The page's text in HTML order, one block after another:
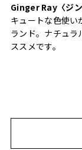
Ginger Ray〈ジ
キュートな色使い
ランド。ナチュラ
ススメです。